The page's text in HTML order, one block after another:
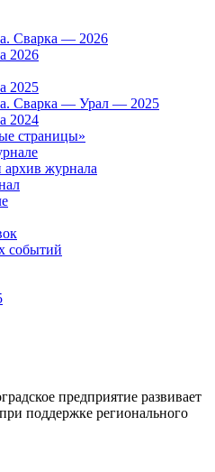
Сварка — 2026
2026
2025
Сварка — Урал — 2025
2024
страницы»
журнала
событий
предприятие развивает
поддержке регионального